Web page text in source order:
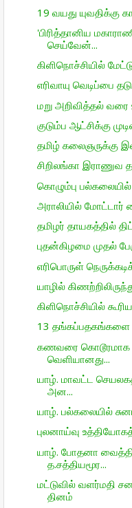
19 வயது யுவதிக்கு
'பிரித்தானிய
செய்வேன்...
கிளிநொச்சியில்
எரிவாயு வெடிப்பை
மறு அறிவித்தல் வரை
குடும்ப ஆட்சிக்கு
தமிழ் கலைஞருக்கு
சிறிலங்கா இராணுவ
கொழும்பு
அராலியில் மோட்டார்
தமிழர் தாயகத்தில்
புதன்கிழமை முதல்
எரிபொருள்
யாழில்
கிளிநொச்சியில்
13 தங்கப்பதகங்களை
கணவரை கொடூரமாக
வெளியானது...
யாழ். மாவட்ட
அன...
யாழ். பல்கலையில்
புலனாய்வு
யாழ். போதனா
த.சத்தியமூர...
மட்டுவில் வளர்மதி
தினம்